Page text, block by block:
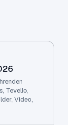
Tevello,
Video,